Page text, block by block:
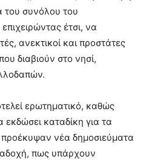
του συνόλου του
έτσι, να
ανεκτικοί και προστάτες
διαβιούν στο νησί,
ερωτηματικό, καθώς
καταδίκη για τα
νέα δημοσιεύματα
πως υπάρχουν